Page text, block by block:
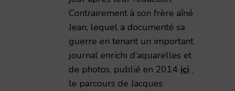
Contrairement à son frère aîné
Jean, lequel a documenté sa
guerre en tenant un important
journal enrichi d’aquarelles et
de photos, publié en 2014 ici ,
le parcours de Jacques